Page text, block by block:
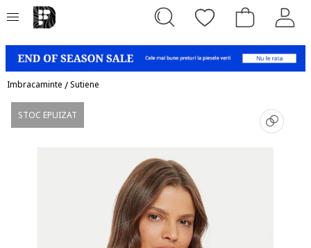
Imbracaminte /Sutiene
STOC EPUIZAT